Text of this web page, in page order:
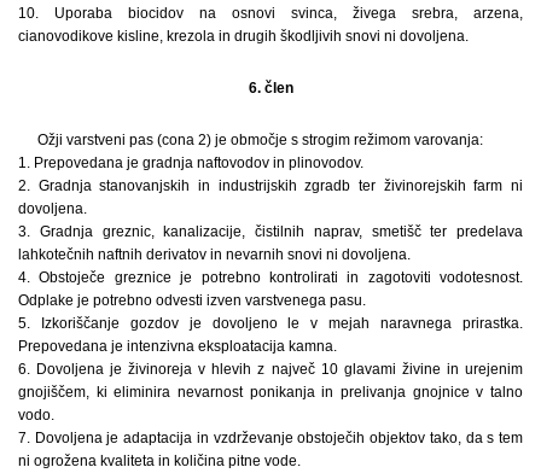
10. Uporaba biocidov na osnovi svinca, živega srebra, arzena,
cianovodikove kisline, krezola in drugih škodljivih snovi ni dovoljena.
6. člen
Ožji varstveni pas (cona 2) je območje s strogim režimom varovanja:
1. Prepovedana je gradnja naftovodov in plinovodov.
2. Gradnja stanovanjskih in industrijskih zgradb ter živinorejskih farm ni
dovoljena.
3. Gradnja greznic, kanalizacije, čistilnih naprav, smetišč ter predelava
lahkotečnih naftnih derivatov in nevarnih snovi ni dovoljena.
4. Obstoječe greznice je potrebno kontrolirati in zagotoviti vodotesnost.
Odplake je potrebno odvesti izven varstvenega pasu.
5. Izkoriščanje gozdov je dovoljeno le v mejah naravnega prirastka.
Prepovedana je intenzivna eksploatacija kamna.
6. Dovoljena je živinoreja v hlevih z največ 10 glavami živine in urejenim
gnojiščem, ki eliminira nevarnost ponikanja in prelivanja gnojnice v talno
vodo.
7. Dovoljena je adaptacija in vzdrževanje obstoječih objektov tako, da s tem
ni ogrožena kvaliteta in količina pitne vode.